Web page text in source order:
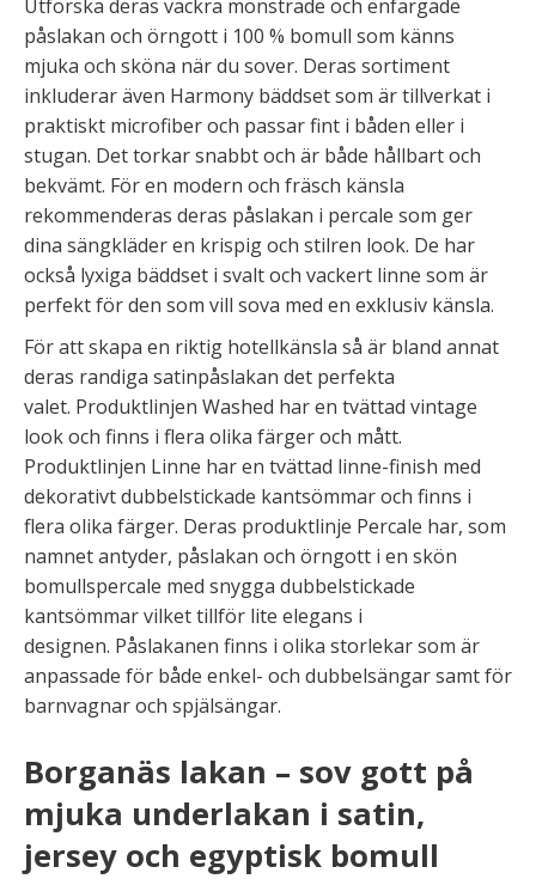
Utforska deras vackra mönstrade och enfärgade
påslakan och örngott i 100 % bomull som känns
mjuka och sköna när du sover. Deras sortiment
inkluderar även Harmony bäddset som är tillverkat i
praktiskt microfiber och passar fint i båden eller i
stugan. Det torkar snabbt och är både hållbart och
bekvämt. För en modern och fräsch känsla
rekommenderas deras påslakan i percale som ger
dina sängkläder en krispig och stilren look. De har
också lyxiga bäddset i svalt och vackert linne som är
perfekt för den som vill sova med en exklusiv känsla.
För att skapa en riktig hotellkänsla så är bland annat
deras randiga satinpåslakan det perfekta
valet. Produktlinjen Washed har en tvättad vintage
look och finns i flera olika färger och mått.
Produktlinjen Linne har en tvättad linne-finish med
dekorativt dubbelstickade kantsömmar och finns i
flera olika färger. Deras produktlinje Percale har, som
namnet antyder, påslakan och örngott i en skön
bomullspercale med snygga dubbelstickade
kantsömmar vilket tillför lite elegans i
designen. Påslakanen finns i olika storlekar som är
anpassade för både enkel- och dubbelsängar samt för
barnvagnar och spjälsängar.
Borganäs lakan – sov gott på
mjuka underlakan i satin,
jersey och egyptisk bomull